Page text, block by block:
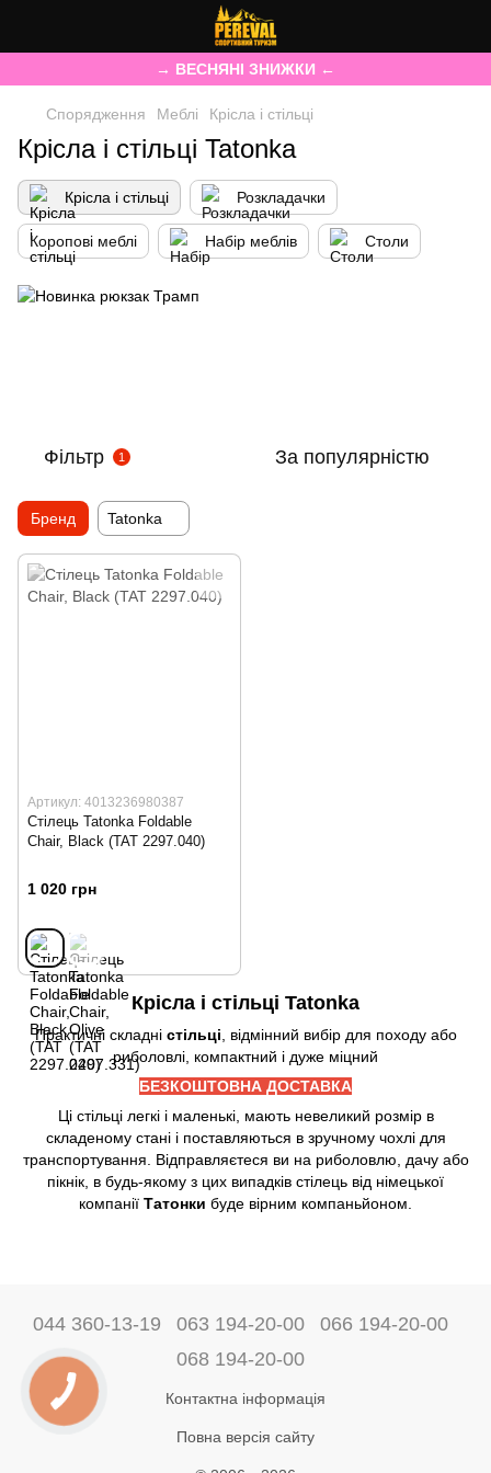
→ ВЕСНЯНІ ЗНИЖКИ ←
Спорядження Меблі Крісла і стільці
Крісла і стільці Tatonka
Крісла і стільці Розкладачки
Коропові меблі Набір меблів Столи
Фільтр 1 За популярністю
Бренд Tatonka
Артикул: 4013236980387
Стілець Tatonka Foldable
Chair, Black (TAT 2297.040)
1 020 грн
Крісла і стільці Tatonka
Практичні складні стільці , відмінний вибір для походу або
риболовлі, компактний і дуже міцний
БЕЗКОШТОВНА ДОСТАВКА
Ці стільці легкі і маленькі, мають невеликий розмір в
складеному стані і поставляються в зручному чохлі для
транспортування. Відправляєтеся ви на риболовлю, дачу або
пікнік, в будь-якому з цих випадків стілець від німецької
компанії Татонки буде вірним компаньйоном.
044 360-13-19 063 194-20-00
066 194-20-00
068 194-20-00
Контактна інформація
Повна версія сайту